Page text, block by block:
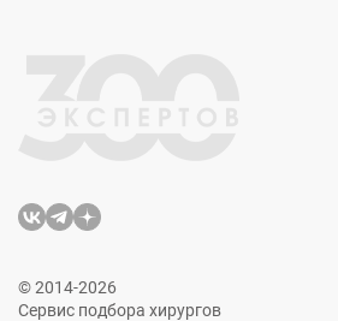
© 2014-2026
Сервис подбора хирургов